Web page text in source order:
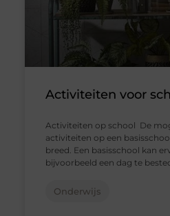
Activiteiten voor
Activiteiten op school De
activiteiten op een
breed. Een basisschool kan
bijvoorbeeld een dag te
Onderwijs